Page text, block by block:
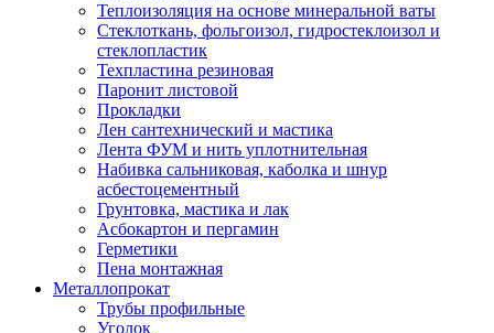
Теплоизоляция на основе минеральной ваты
Стеклоткань, фольгоизол, гидростеклоизол и
стеклопластик
Техпластина резиновая
Паронит листовой
Прокладки
Лен сантехнический и мастика
Лента ФУМ и нить уплотнительная
Набивка сальниковая, каболка и шнур
асбестоцементный
Грунтовка, мастика и лак
Асбокартон и пергамин
Герметики
Пена монтажная
Металлопрокат
Трубы профильные
Уголок